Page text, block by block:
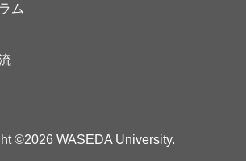
ム
©2026 WASEDA University.